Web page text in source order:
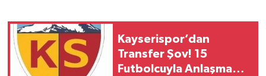
Kayserispor’dan
Transfer Şov! 15
Futbolcuyla Anlaşma